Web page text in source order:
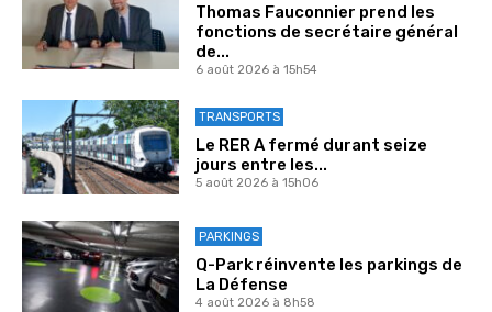
Thomas Fauconnier prend les
fonctions de secrétaire général
de...
6 août 2026 à 15h54
TRANSPORTS
Le RER A fermé durant seize
jours entre les...
5 août 2026 à 15h06
PARKINGS
Q-Park réinvente les parkings de
La Défense
4 août 2026 à 8h58